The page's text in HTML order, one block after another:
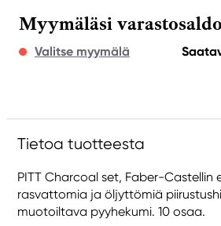
Myymäläsi varastosaldo
Valitse myymälä
Tietoa tuotteesta
PITT Charcoal set, Faber-Castellin
rasvattomia ja öljyttömiä
muotoiltava pyyhekumi. 10 osaa.